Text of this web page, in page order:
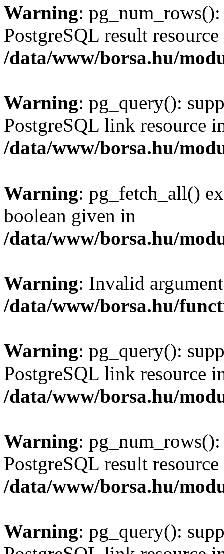
Warning:
PostgreSQL result
/data/www/borsa.hu/
Warning: pg_query():
PostgreSQL link resource
/data/www/borsa.hu/
Warning: pg_fetch_all()
boolean given in
/data/www/borsa.hu/
Warning: Invalid
/data/www/borsa.hu/
Warning: pg_query():
PostgreSQL link resource
/data/www/borsa.hu/
Warning:
PostgreSQL result
/data/www/borsa.hu/
Warning: pg_query():